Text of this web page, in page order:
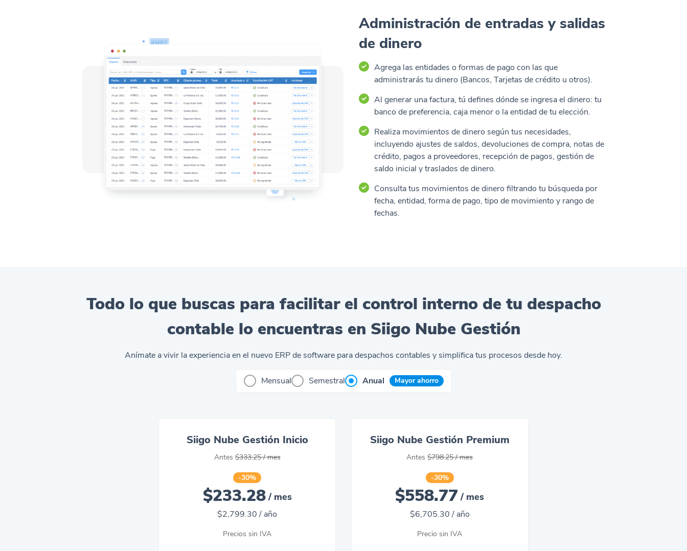
Administración de entradas y salidas
de dinero
Agrega las entidades o formas de pago con las que
administrarás tu dinero (Bancos, Tarjetas de crédito u otros).
Al generar una factura, tú defines dónde se ingresa el dinero: tu
banco de preferencia, caja menor o la entidad de tu elección.
Realiza movimientos de dinero según tus necesidades,
incluyendo ajustes de saldos, devoluciones de compra, notas de
crédito, pagos a proveedores, recepción de pagos, gestión de
saldo inicial y traslados de dinero.
Consulta tus movimientos de dinero filtrando tu búsqueda por
fecha, entidad, forma de pago, tipo de movimiento y rango de
fechas.
Todo lo que buscas para facilitar el control interno de tu despacho
contable lo encuentras en Siigo Nube Gestión
Anímate a vivir la experiencia en el nuevo ERP de software para despachos contables y simplifica tus procesos desde hoy.
Mensual Semestral Anual Mayor ahorro
Siigo Nube Gestión Inicio
Antes$333.25/ mes
-30%
$233.28/ mes
$2,799.30/ año
Precios sin IVA
Siigo Nube Gestión Premium
Antes$798.25/ mes
-30%
$558.77 / mes
$6,705.30/ año
Precio sin IVA